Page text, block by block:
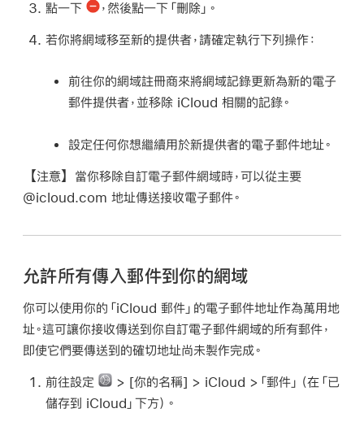
點一下 ，然後點一下「刪除」。
若你將網域移至新的提供者，請確定執行下列操作：
前往你的網域註冊商來將網域記錄更新為新的電子
郵件提供者，並移除 iCloud 相關的記錄。
設定任何你想繼續用於新提供者的電子郵件地址。
【注意】 當你移除自訂電子郵件網域時，可以從主要
@icloud.com 地址傳送接收電子郵件。
允許所有傳入郵件到你的網域
你可以使用你的「iCloud 郵件」的電子郵件地址作為萬用地
址。這可讓你接收傳送到你自訂電子郵件網域的所有郵件，
即使它們要傳送到的確切地址尚未製作完成。
前往設定 > [你的名稱] > iCloud >「郵件」（在「已
儲存到 iCloud」下方）。